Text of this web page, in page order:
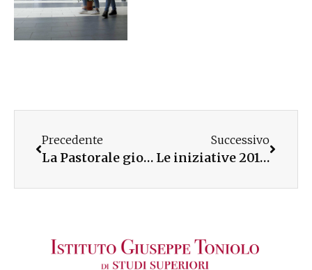
Precedente
La Pastorale giovanile di Lamezia Terme verso la GMG Cracovia 2016
Successivo
Le iniziative 2014-2015 a Siracusa